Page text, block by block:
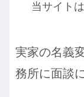
当サイト
実家の名義
務所に面談